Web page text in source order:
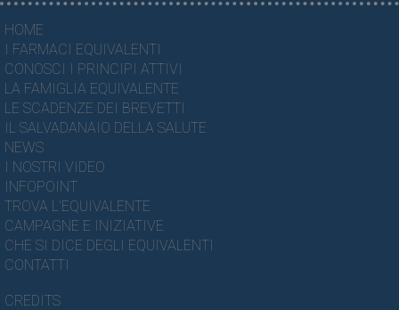
HOME
I FARMACI EQUIVALENTI
CONOSCI I PRINCIPI ATTIVI
LA FAMIGLIA EQUIVALENTE
LE SCADENZE DEI BREVETTI
IL SALVADANAIO DELLA SALUTE
NEWS
I NOSTRI VIDEO
INFOPOINT
TROVA L'EQUIVALENTE
CAMPAGNE E INIZIATIVE
CHE SI DICE DEGLI EQUIVALENTI
CONTATTI
CREDITS